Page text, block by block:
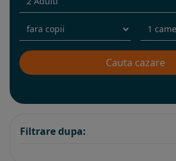
Filtrare dupa: